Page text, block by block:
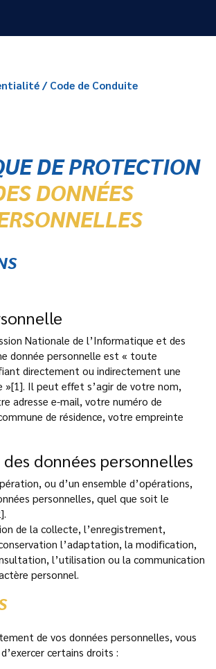
/ Code de Conduite
DE PROTECTION
DONNÉES
Nationale de l’Informatique et des
donnée personnelle est « toute
directement ou indirectement une
»[1]. Il peut effet s’agir de votre nom,
adresse e-mail, votre numéro de
de résidence, votre empreinte
données personnelles
ou d’un ensemble d’opérations,
personnelles, quel que soit le
de la collecte, l’enregistrement,
l’adaptation, la modification,
l’utilisation ou la communication
personnel.
de vos données personnelles, vous
certains droits :